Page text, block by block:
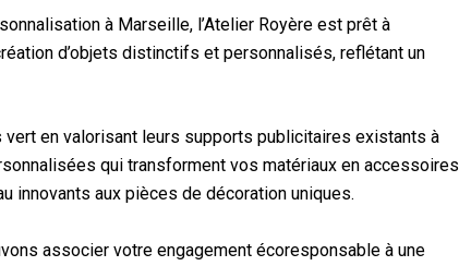
à Marseille, l’Atelier Royère est prêt à
d’objets distinctifs et personnalisés, reflétant un
en valorisant leurs supports publicitaires existants à
qui transforment vos matériaux en accessoires
innovants aux pièces de décoration uniques.
associer votre engagement écoresponsable à une